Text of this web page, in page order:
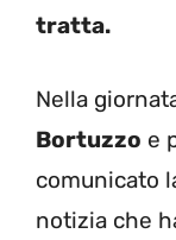
tratta.
Nella
Bortuzzo e
comunicato
notizia che